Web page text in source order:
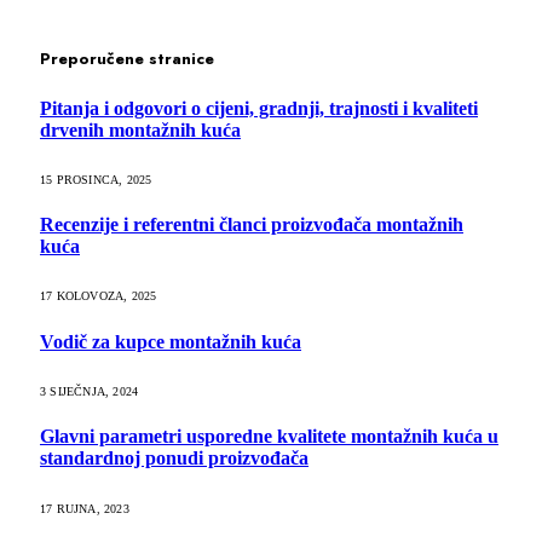
Preporučene stranice
Pitanja i odgovori o cijeni, gradnji, trajnosti i kvaliteti
drvenih montažnih kuća
15 PROSINCA, 2025
Recenzije i referentni članci proizvođača montažnih
kuća
17 KOLOVOZA, 2025
Vodič za kupce montažnih kuća
3 SIJEČNJA, 2024
Glavni parametri usporedne kvalitete montažnih kuća u
standardnoj ponudi proizvođača
17 RUJNA, 2023